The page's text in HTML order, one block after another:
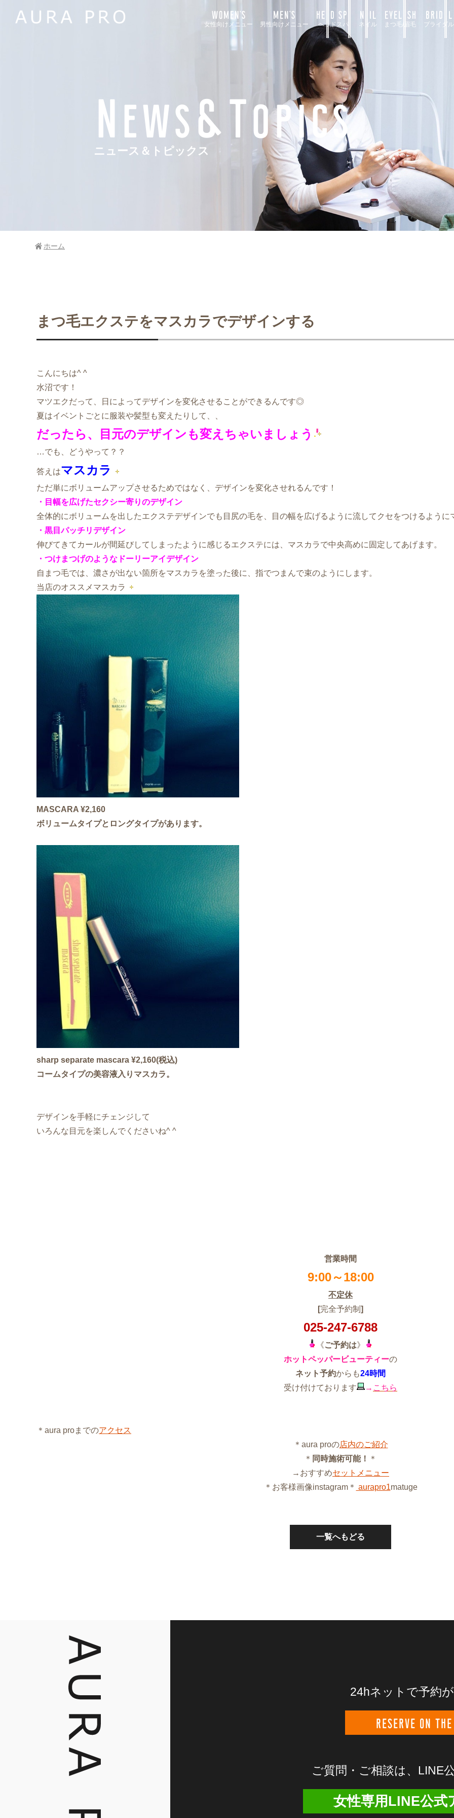
WOMEN’S
女性向けメニュー
MEN’S
男性向けメニュー
HEAD SPA
ヘッドスパ
NAIL
ネイル
EYELASH
まつ毛/眉毛
BRIDAL
ブライダル
News&Topics
ニュース＆トピックス
ホーム
まつ毛エクステをマスカラでデザインする
こんにちは^ ^
水沼です！
マツエクだって、日によってデザインを変化させることができるんです◎
夏はイベントごとに服装や髪型も変えたりして、、
だったら、目元のデザインも変えちゃいましょう
…でも、どうやって？？
答えはマスカラ
ただ単にボリュームアップさせるためではなく、デザインを変化させれるんです！
・目幅を広げたセクシー寄りのデザイン
全体的にボリュームを出したエクステデザインでも目尻の毛を、目の幅を広げるように流してクセをつけるように
・黒目パッチリデザイン
伸びてきてカールが間延びしてしまったように感じるエクステには、マスカラで中央高めに固定してあげます。
・つけまつげのようなドーリーアイデザイン
自まつ毛では、濃さが出ない箇所をマスカラを塗った後に、指でつまんで束のようにします。
当店のオススメマスカラ
MASCARA ¥2,160
ボリュームタイプとロングタイプがあります。
sharp separate mascara ¥2,160(税込)
コームタイプの美容液入りマスカラ。
デザインを手軽にチェンジして
いろんな目元を楽しんでくださいね^ ^
営業時間
9:00～18:00
不定休
[完全予約制 ]
025-247-6788
《ご予約は》
ホットペッパービューティーの
ネット予約からも24時間
受け付けております
→ こちら
＊aura proまでのアクセス
＊aura proの店内のご紹介
＊ 同時施術可能！
＊
→おすすめセットメニュー
＊お客様画像instagram＊ aurapro1matuge
一覧へもどる
24hネットで予約
RESERVE ON
ご質問・ご相談は、 LINE
女性専用LINE公式